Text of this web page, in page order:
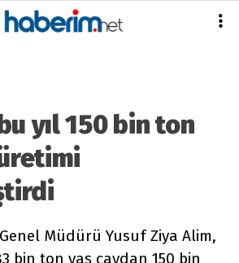
yıl 150 bin ton
Müdürü Yusuf Ziya Alim,
bin ton yaş çaydan 150 bin